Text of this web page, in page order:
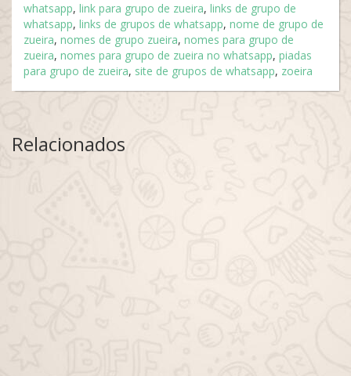
whatsapp, link para grupo de zueira, links de grupo de
whatsapp, links de grupos de whatsapp, nome de grupo de
zueira, nomes de grupo zueira, nomes para grupo de
zueira, nomes para grupo de zueira no whatsapp, piadas
para grupo de zueira, site de grupos de whatsapp, zoeira
Relacionados